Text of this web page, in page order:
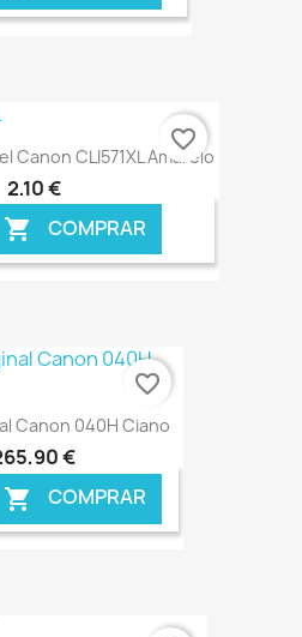
Canon CLI571XL Amarelo
2,10 €
 COMPRAR
€ ONLINE
favorite_border
Canon 040H Ciano
€
 COMPRAR
favorite_border